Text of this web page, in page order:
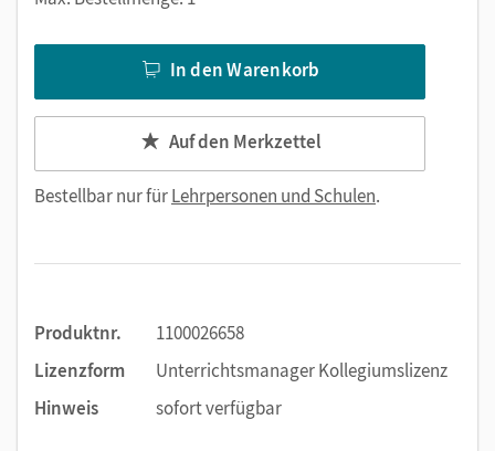
In den Warenkorb
Auf den Merkzettel
Bestellbar nur fürLehrpersonen und Schulen.
Produktnr.
1100026658
Lizenzform
Unterrichtsmanager Kollegiumslizenz
Hinweis
sofort verfügbar